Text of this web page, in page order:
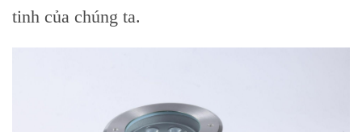
tinh của chúng ta.